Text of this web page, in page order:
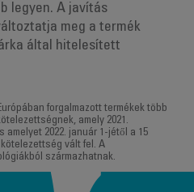
legyen. A javítás
meg a termék
által hitelesített
forgalmazott termékek több
amely 2021.
amelyet 2022. január 1-jétől a 15
vált fel. A
származhatnak.